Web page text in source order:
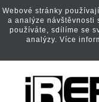
Webové stránky
a analýze návštěvnosti
používáte, sdílíme se
analýzy. Více